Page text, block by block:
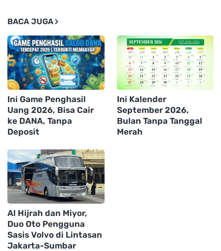
BACA JUGA
Ini Game Penghasil
Uang 2026, Bisa Cair
ke DANA, Tanpa
Deposit
Ini Kalender
September 2026,
Bulan Tanpa Tanggal
Merah
Al Hijrah dan Miyor,
Duo Oto Pengguna
Sasis Volvo di Lintasan
Jakarta-Sumbar